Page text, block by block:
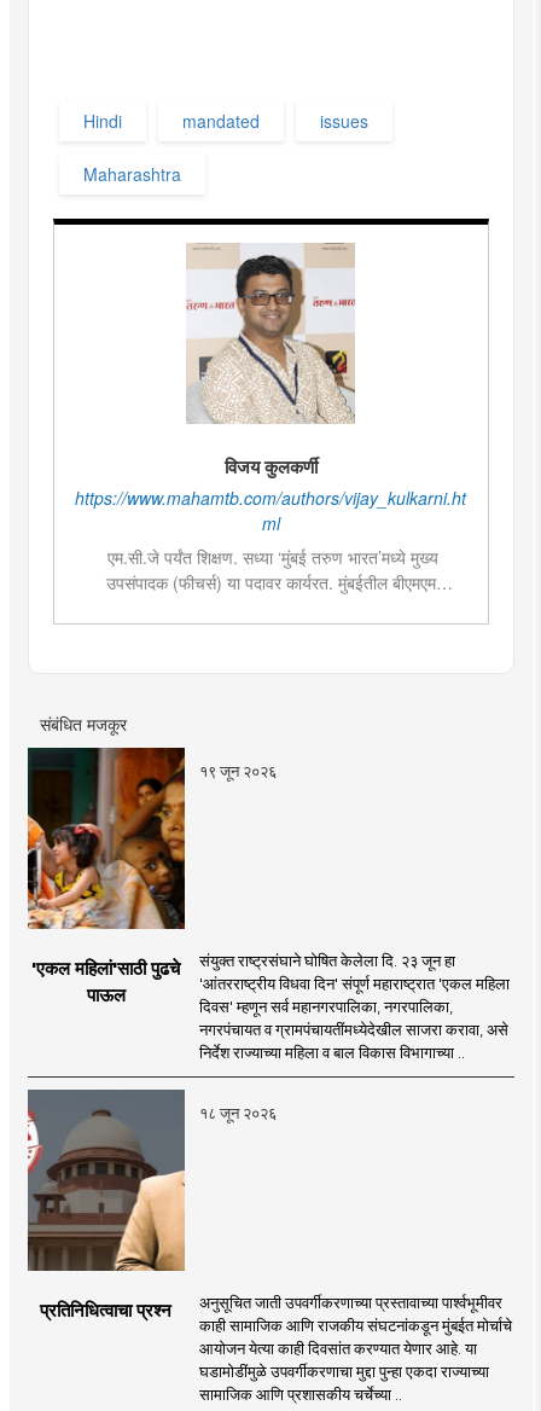
Hindi mandated issues
Maharashtra
विजय कुलकर्णी
https://www.mahamtb.com/authors/vijay_kulkarni.ht
ml
एम.सी.जे पर्यंत शिक्षण. सध्या ‘मुंबई तरुण भारत’मध्ये मुख्य
उपसंपादक (फीचर्स) या पदावर कार्यरत. मुंबईतील बीएमएम
म्हणून कार्यरत. चालू घडामोडी, सामाजिक विषय, युवा पिढीला आवडेल
संबंधित मजकूर
१९ जून २०२६
'एकल महिलां'साठी पुढचे
पाऊल
संयुक्त राष्ट्रसंघाने घोषित केलेला दि. २३ जून हा
'आंतरराष्ट्रीय विधवा दिन' संपूर्ण महाराष्ट्रात 'एकल महिला
दिवस' म्हणून सर्व महानगरपालिका, नगरपालिका,
नगरपंचायत व ग्रामपंचायतींमध्येदेखील साजरा करावा, असे
निर्देश राज्याच्या महिला व बाल विकास विभागाच्या ..
१८ जून २०२६
प्रतिनिधित्वाचा प्रश्न
अनुसूचित जाती उपवर्गीकरणाच्या प्रस्तावाच्या पार्श्वभूमीवर
काही सामाजिक आणि राजकीय संघटनांकडून मुंबईत मोर्चाचे
आयोजन येत्या काही दिवसांत करण्यात येणार आहे. या
घडामोडींमुळे उपवर्गीकरणाचा मुद्दा पुन्हा एकदा राज्याच्या
सामाजिक आणि प्रशासकीय चर्चेच्या ..